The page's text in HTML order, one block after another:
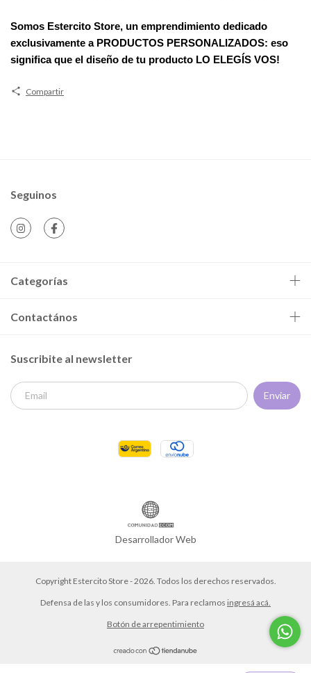
Somos Estercito Store, un emprendimiento dedicado
exclusivamente a PRODUCTOS PERSONALIZADOS: eso
significa que el diseño de tu producto LO ELEGÍS VOS!
Compartir
Seguinos
Categorías
Contactános
Suscribite al newsletter
Desarrollador Web
Copyright Estercito Store - 2026. Todos los derechos reservados.
Defensa de las y los consumidores. Para reclamos ingresá acá.
Botón de arrepentimiento